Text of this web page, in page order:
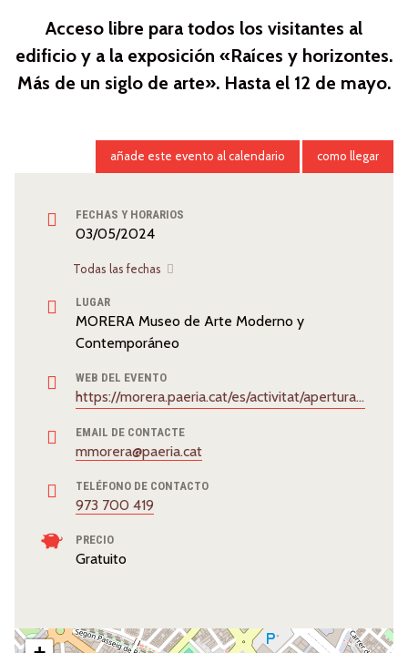
Acceso libre para todos los visitantes al
edificio y a la exposición «Raíces y horizontes.
Más de un siglo de arte». Hasta el 12 de mayo.
FECHAS Y HORARIOS
03/05/2024
Todas las fechas
LUGAR
MORERA Museo de Arte Moderno y
Contemporáneo
WEB DEL EVENTO
https://morera.paeria.cat/es/activitat/apertura-de-puertas-descubre-el-morera/
EMAIL DE CONTACTE
mmorera@paeria.cat
TELÉFONO DE CONTACTO
973 700 419
PRECIO
Gratuito
añade este evento al calendario como llegar